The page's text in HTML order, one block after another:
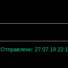
Отправлено: 27.07.19